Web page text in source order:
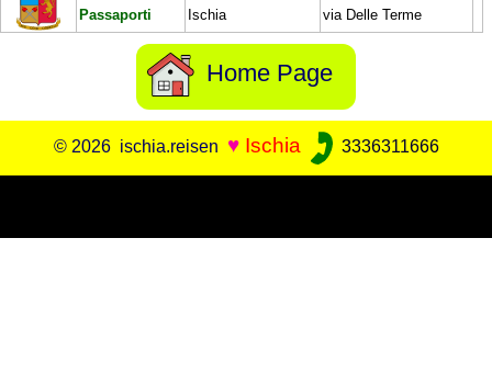
Passaporti Ischia via Delle Terme
Home Page
© 2026 ischia.reisen ♥ Ischia 3336311666